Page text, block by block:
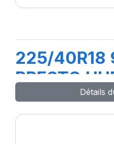
225/40R18
PRESTO
Détails